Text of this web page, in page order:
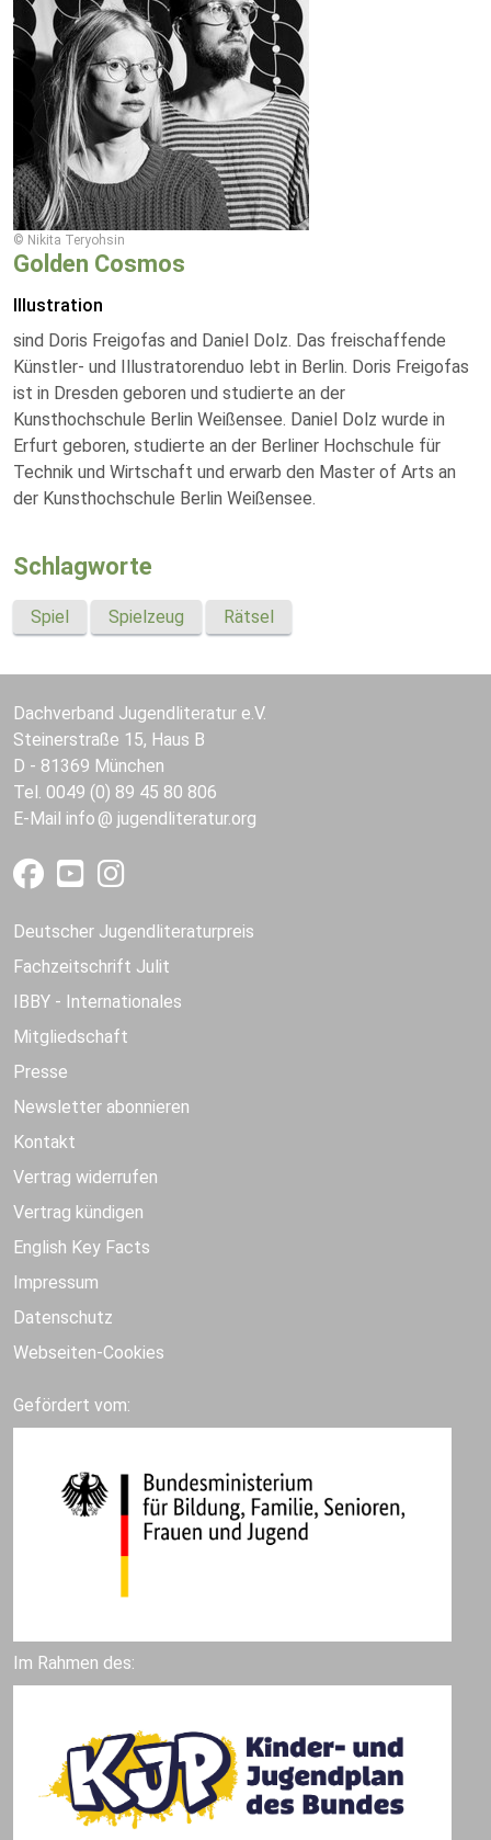
© Nikita Teryohsin
Golden Cosmos
Illustration
sind Doris Freigofas and Daniel Dolz. Das freischaffende
Künstler- und Illustratorenduo lebt in Berlin. Doris Freigofas
ist in Dresden geboren und studierte an der
Kunsthochschule Berlin Weißensee. Daniel Dolz wurde in
Erfurt geboren, studierte an der Berliner Hochschule für
Technik und Wirtschaft und erwarb den Master of Arts an
der Kunsthochschule Berlin Weißensee.
Schlagworte
Spiel Spielzeug Rätsel
Dachverband Jugendliteratur e.V.
Steinerstraße 15, Haus B
D - 81369 München
Tel. 0049 (0) 89 45 80 806
E-Mail info jugendliteratur.org
Deutscher Jugendliteraturpreis
Fachzeitschrift Julit
IBBY - Internationales
Mitgliedschaft
Presse
Newsletter abonnieren
Kontakt
Vertrag widerrufen
Vertrag kündigen
English Key Facts
Impressum
Datenschutz
Webseiten-Cookies
Gefördert vom:
Im Rahmen des: